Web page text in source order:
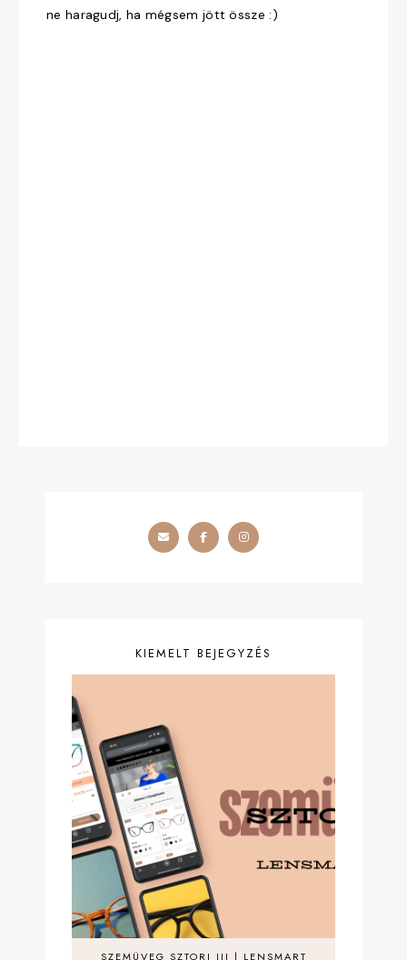
ne haragudj, ha mégsem jött össze :)
KIEMELT BEJEGYZÉS
SZEMÜVEG SZTORI III | LENSMART